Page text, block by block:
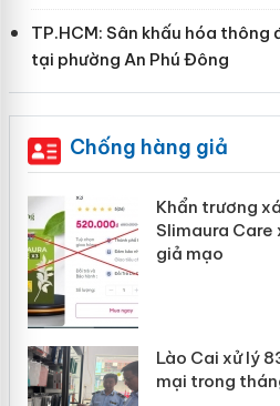
TP.HCM: Sân khấu hóa
tại phường An Phú Đông
Chống hàng giả
Khẩn trương
Slimaura Care
giả mạo
Lào Cai xử lý
mại trong